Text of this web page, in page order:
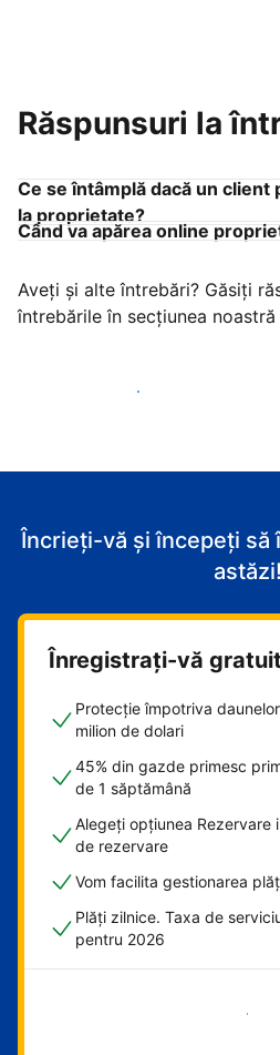
Răspunsuri la
Ce se întâmplă dacă un client
la proprietate?
Când va apărea online
Aveți și alte întrebări? Găsiți
întrebările în secțiunea
Începeţi să primiţi clienţi
Încrieți-vă și începeți să
astăzi!
Înregistrați-vă gratuit
Protecție împotriva
milion de dolari
45% din gazde primesc
de 1 săptămână
Alegeți opțiunea Rezervare
de rezervare
Vom facilita gestionarea
Plăți zilnice. Taxa de
pentru 2026
Începeți acum